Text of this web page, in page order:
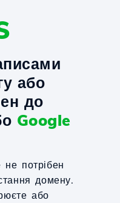
або
до
Google
потрібен
домену.
або